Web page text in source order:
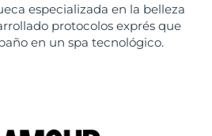
especializada en la belleza
protocolos exprés que
en un spa tecnológico.